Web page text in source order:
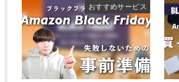
おすすめサービス